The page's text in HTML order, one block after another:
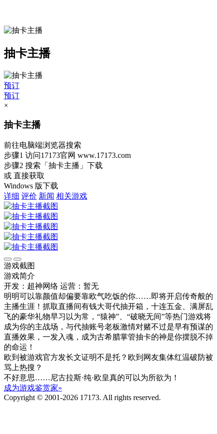
抽卡主播
预订
预订
×
抽卡主播
前往电脑端浏览器搜索
步骤1 访问17173官网 www.17173.com
步骤2 搜索 「抽卡主播」 下载
或 直接获取
Windows 版下载
详细 评价 新闻 相关游戏
游戏截图
游戏简介
开发：超神网络 运营：暂无
明明可以靠颜值却偏要靠欧气吃饭的你……即将开启传奇般的
主播生涯！抓取直播间有钱大哥代抽开箱，十连五金、满屏乱
飞的豪华礼物早习以为常，“猿神”、“破晓无间”等热门游戏将
成为你的主战场，与代抽账号老板激情对赌不过是早有预谋的
直播效果，一发入魂，成为古希腊掌管抽卡的神是你摆脱不掉
的命运！
欧到被游戏官方发长文证明不是托？欧到网友集体红温破防被
骂上热搜？
不好意思……尼古拉斯·纯·欧皇真的可以为所欲为！
成为游戏鉴赏家»
Copyright © 2001-2026 17173. All rights reserved.